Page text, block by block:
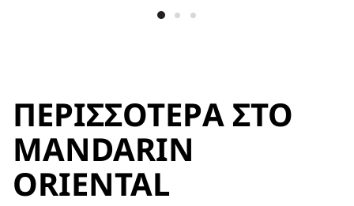
ΠΕΡΙΣΣΌΤΕΡΑ ΣΤΟ
MANDARIN
ORIENTAL